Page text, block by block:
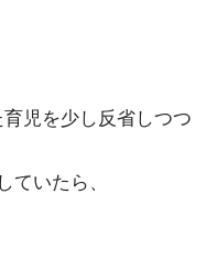
児を少し反省しつつ
ていたら、